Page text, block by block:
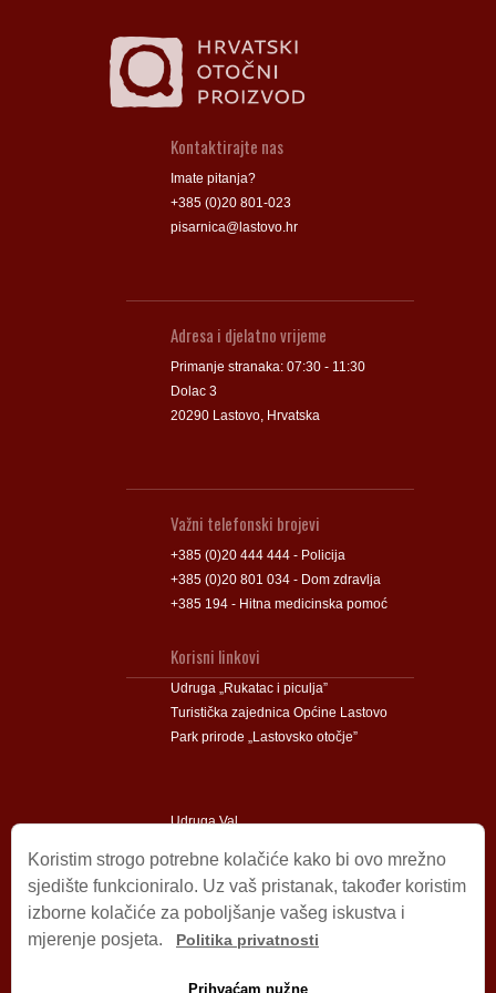
Kontaktirajte nas
Imate pitanja?
+385 (0)20 801-023
pisarnica@lastovo.hr
Adresa i djelatno vrijeme
Primanje stranaka: 07:30 - 11:30
Dolac 3
20290 Lastovo, Hrvatska
Važni telefonski brojevi
+385 (0)20 444 444 - Policija
+385 (0)20 801 034 - Dom zdravlja
+385 194 - Hitna medicinska pomoć
Korisni linkovi
Udruga „Rukatac i piculja”
Turistička zajednica Općine Lastovo
Park prirode „Lastovsko otočje”
Udruga Val
Impressum
© 2009 – 2026 Općina Lastovo.
Koristim strogo potrebne kolačiće kako bi ovo mrežno
sjedište funkcioniralo. Uz vaš pristanak, također koristim
izborne kolačiće za poboljšanje vašeg iskustva i
mjerenje posjeta.
Politika privatnosti
Prihvaćam nužne